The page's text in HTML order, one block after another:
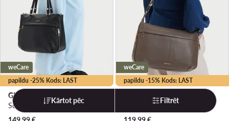
papildu -25% Kods: LAST
weCare
GINO ROSSI
Soma · Melns
papildu -15% Kods: LAST
weCare
GINO ROSSI
Soma · Pelēks
Kārtot pēc Filtrēt